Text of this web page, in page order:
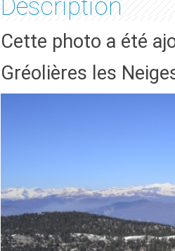
Description
Cette photo a été
Gréolières les